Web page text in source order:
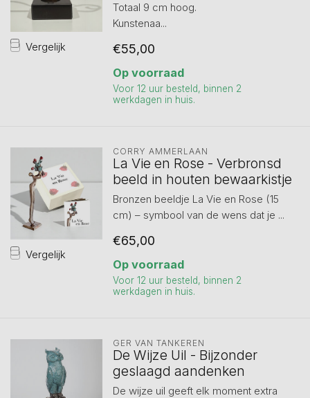
Vergelijk
Totaal 9 cm hoog.
Kunstenaa...
€55,00
Op voorraad
Voor 12 uur besteld, binnen 2
werkdagen in huis.
Vergelijk
CORRY AMMERLAAN
La Vie en Rose - Verbronsd
beeld in houten bewaarkistje
Bronzen beeldje La Vie en Rose (15
cm) – symbool van de wens dat je ...
€65,00
Op voorraad
Voor 12 uur besteld, binnen 2
werkdagen in huis.
GER VAN TANKEREN
De Wijze Uil - Bijzonder
geslaagd aandenken
De wijze uil geeft elk moment extra